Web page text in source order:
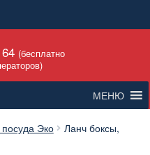
(бесплатно
МЕНЮ
Эко
Ланч боксы,